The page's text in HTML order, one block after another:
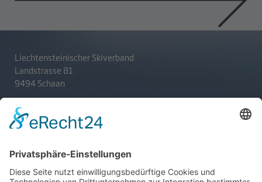
Liechtensteinischer Skiverband
Landstrasse 81
9494 Schaan
T+423 233 36 30
admin@lsv.li
Ski Alpin
Ski Nordisch
Selektionsrichtlinien